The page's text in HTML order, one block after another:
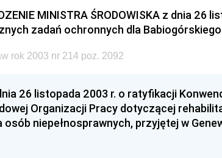
MINISTRA ŚRODOWISKA z dnia 26
zadań ochronnych dla
rok 2003 nr 214 poz. 2092
26 listopada 2003 r. o ratyfikacji
Organizacji Pracy dotyczącej
osób niepełnosprawnych, przyjętej w